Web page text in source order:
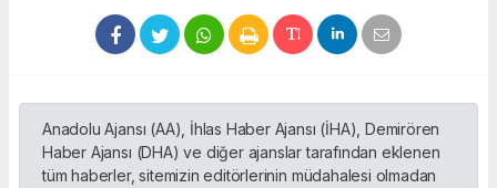
Anadolu Ajansı (AA), İhlas Haber Ajansı (İHA), Demirören
Haber Ajansı (DHA) ve diğer ajanslar tarafından eklenen
tüm haberler, sitemizin editörlerinin müdahalesi olmadan